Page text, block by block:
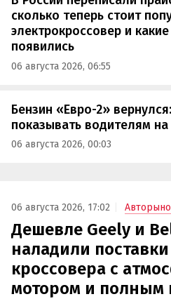
сколько теперь стоит
электрокроссовер и
появились
06 августа 2026, 06:55
Бензин «Евро-2»
показывать водителям на
06 августа 2026, 00:03
06 августа 2026, 17:02
Дешевле Geely и
наладили
кроссовера с
мотором и полным